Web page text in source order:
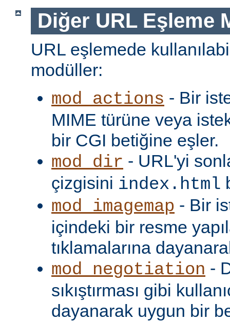
Diğer URL Eşleme
URL eşlemede
modüller:
mod_actions - Bir
MIME türüne veya
bir CGI betiğine eşler.
mod_dir - URL'yi
çizgisini index.html
mod_imagemap - Bir
içindeki bir resme
tıklamalarına
mod_negotiation -
sıkıştırması gibi
dayanarak uygun bir